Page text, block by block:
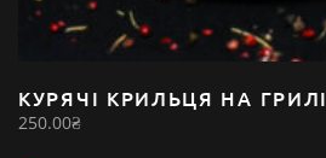
КУРЯЧІ КРИЛЬЦЯ НА ГРИЛІ
250.00₴